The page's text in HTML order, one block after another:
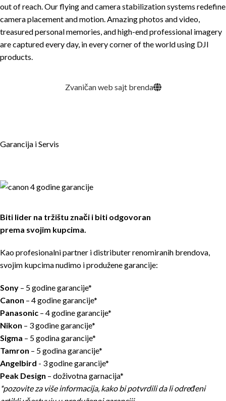
out of reach. Our flying and camera stabilization systems redefine
camera placement and motion. Amazing photos and video,
treasured personal memories, and high-end professional imagery
are captured every day, in every corner of the world using DJI
products.
Zvaničan web sajt brenda
Garancija i Servis
Biti lider na tržištu znači i biti odgovoran
prema svojim kupcima.
Kao profesionalni partner i distributer renomiranih brendova,
svojim kupcima nudimo i produžene garancije:
Sony – 5 godine garancije*
Canon – 4 godine garancije*
Panasonic – 4 godine garancije*
Nikon – 3 godine garancije*
Sigma – 5 godina garancije*
Tamron – 5 godina garancije*
Angelbird - 3 godine garancije*
Peak Design – doživotna garnacija*
*pozovite za više informacija, kako bi potvrdili da li određeni